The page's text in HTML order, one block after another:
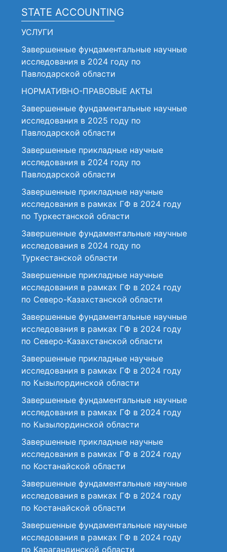
STATE ACCOUNTING
УСЛУГИ
Завершенные фундаментальные научные
исследования в 2024 году по
Павлодарской области
НОРМАТИВНО-ПРАВОВЫЕ АКТЫ
Завершенные фундаментальные научные
исследования в 2025 году по
Павлодарской области
Завершенные прикладные научные
исследования в 2024 году по
Павлодарской области
Завершенные прикладные научные
исследования в рамках ГФ в 2024 году
по Туркестанской области
Завершенные фундаментальные научные
исследования в 2024 году по
Туркестанской области
Завершенные прикладные научные
исследования в рамках ГФ в 2024 году
по Северо-Казахстанской области
Завершенные фундаментальные научные
исследования в рамках ГФ в 2024 году
по Северо-Казахстанской области
Завершенные прикладные научные
исследования в рамках ГФ в 2024 году
по Кызылординской области
Завершенные фундаментальные научные
исследования в рамках ГФ в 2024 году
по Кызылординской области
Завершенные прикладные научные
исследования в рамках ГФ в 2024 году
по Костанайской области
Завершенные фундаментальные научные
исследования в рамках ГФ в 2024 году
по Костанайской области
Завершенные фундаментальные научные
исследования в рамках ГФ в 2024 году
по Карагандинской области